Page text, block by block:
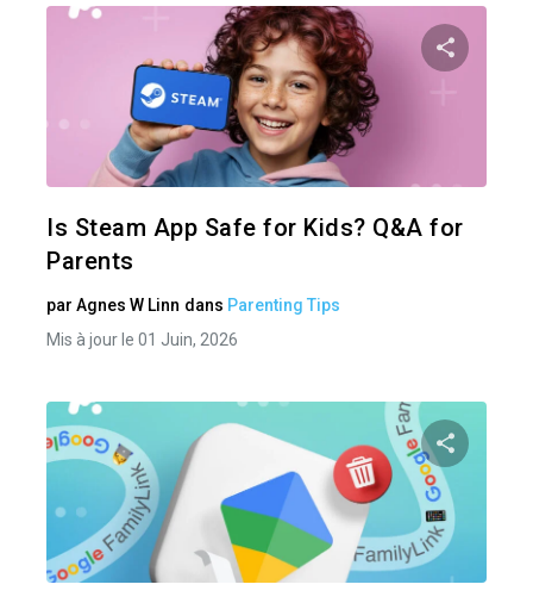
Is Steam App Safe for Kids? Q&A for
Parents
par Agnes W Linn dans Parenting Tips
Mis à jour le 01 Juin, 2026